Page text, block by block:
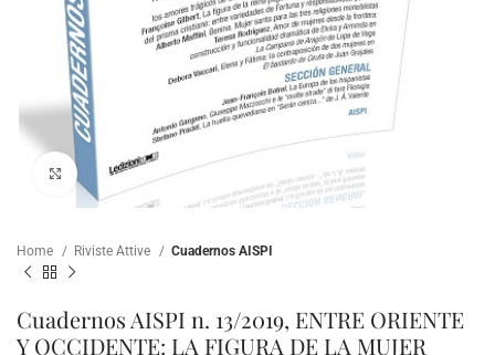
Clicca per ampliare
Home Riviste Attive Cuadernos AISPI
Cuadernos AISPI n. 13/2019, ENTRE ORIENTE
Y OCCIDENTE: LA FIGURA DE LA MUJER